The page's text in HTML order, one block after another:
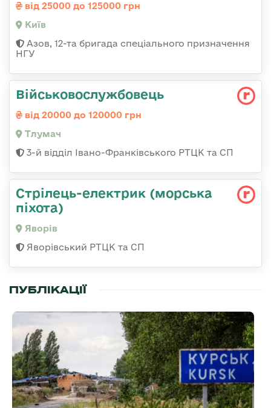
від 25000 до 125000 грн
Київ
Азов, 12-та бригада спеціального призначення
НГУ
Військовослужбовець
від 20000 до 120000 грн
Тлумач
3-й відділ Івано-Франківського РТЦК та СП
Стрілець-електрик (морська
піхота)
Яворів
Яворівський РТЦК та СП
ПУБЛІКАЦІЇ